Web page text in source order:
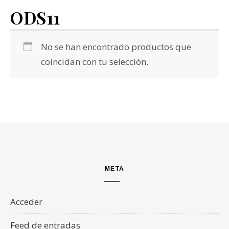
ODS11
No se han encontrado productos que
coincidan con tu selección.
META
Acceder
Feed de entradas